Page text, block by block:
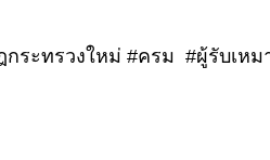
ะทรวงใหม่ #ครม #ผู้รับเห